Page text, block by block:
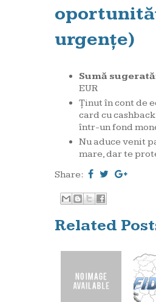
urgențe)
Sumă sugerată
EUR
Ținut în cont de
card cu
într-un fond
Nu aduce venit
mare, dar te
Share:
Related